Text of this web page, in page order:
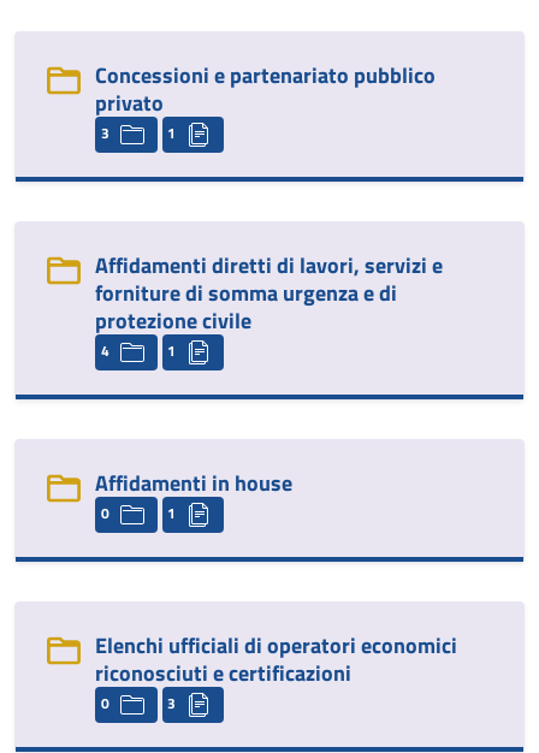
Concessioni e partenariato pubblico
privato
3 1
Affidamenti diretti di lavori, servizi e
forniture di somma urgenza e di
protezione civile
4 1
Affidamenti in house
0 1
Elenchi ufficiali di operatori economici
riconosciuti e certificazioni
0 3